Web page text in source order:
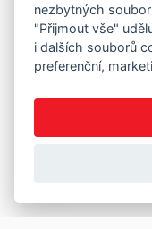
nezbytných
"Přijmout vše"
i dalších souborů
preferenční,